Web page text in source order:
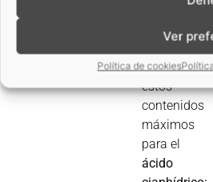
Ver
Política de cookies
debemos
tener en
cuenta
estos
contenidos
máximos
para el
ácido